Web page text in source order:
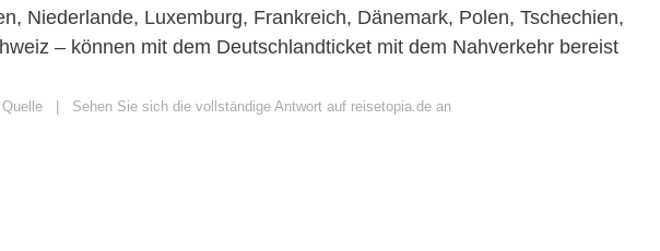
Niederlande, Luxemburg, Frankreich, Dänemark, Polen, Tschechien,
– können mit dem Deutschlandticket mit dem Nahverkehr bereist
Sehen Sie sich die vollständige Antwort auf reisetopia.de an